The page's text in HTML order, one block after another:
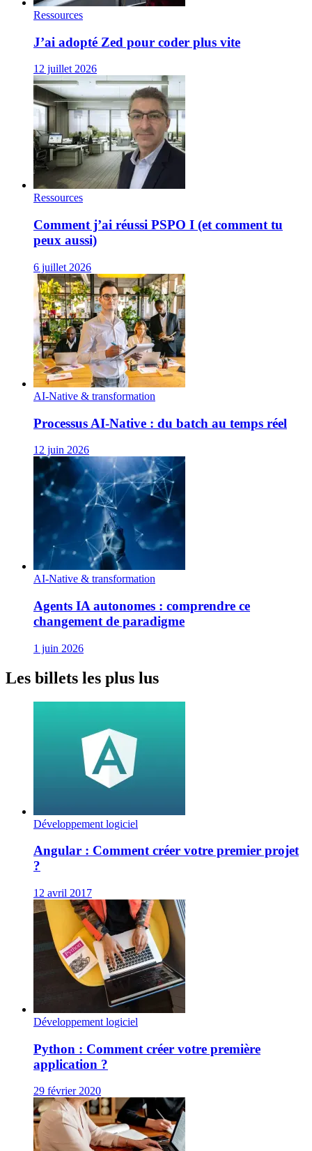
Ressources
J’ai adopté Zed pour coder plus vite
12 juillet 2026
Ressources
Comment j’ai réussi PSPO I (et comment tu
peux aussi)
6 juillet 2026
AI-Native & transformation
Processus AI‑Native : du batch au temps réel
12 juin 2026
AI-Native & transformation
Agents IA autonomes : comprendre ce
changement de paradigme
1 juin 2026
Les billets les plus lus
Développement logiciel
Angular : Comment créer votre premier projet
?
12 avril 2017
Développement logiciel
Python : Comment créer votre première
application ?
29 février 2020